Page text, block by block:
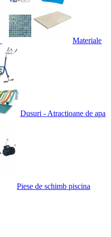
Materiale
Dusuri - Atractioane de apa
Piese de schimb piscina